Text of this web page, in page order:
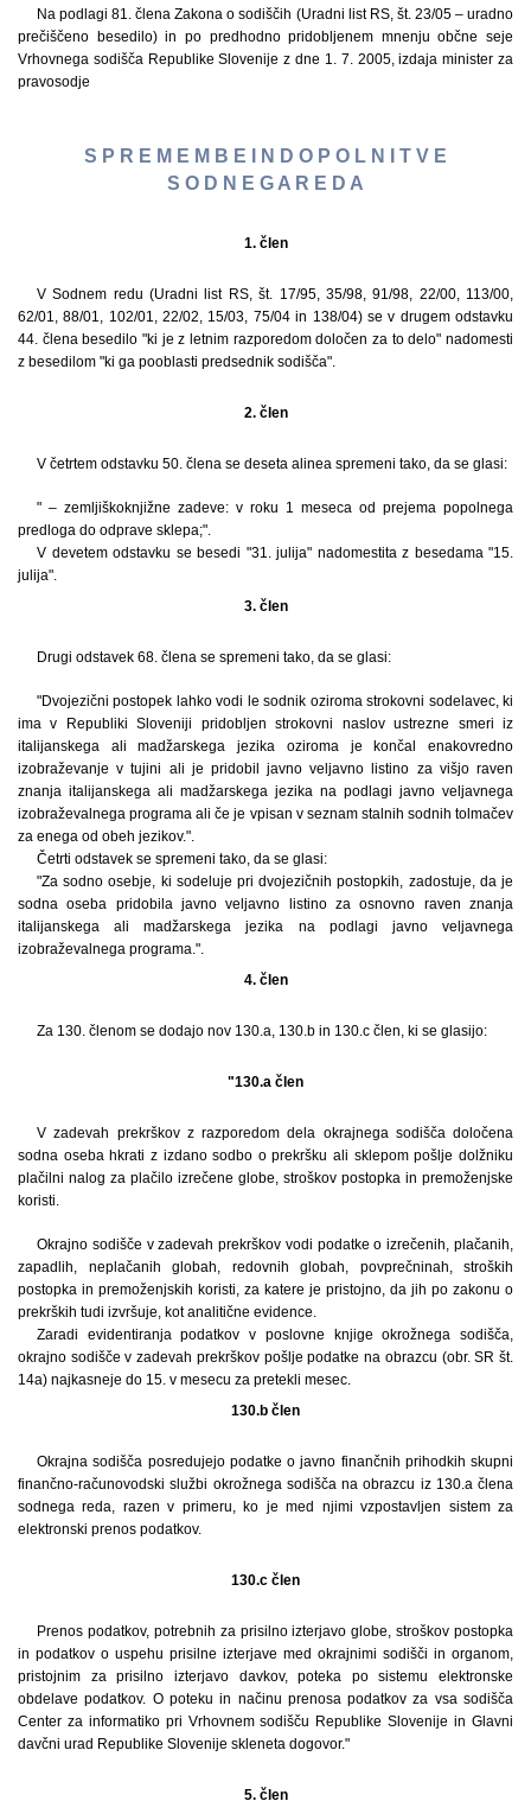
Na podlagi 81. člena Zakona o sodiščih (Uradni list RS, št. 23/05 – uradno
prečiščeno besedilo) in po predhodno pridobljenem mnenju občne seje
Vrhovnega sodišča Republike Slovenije z dne 1. 7. 2005, izdaja minister za
pravosodje
S P R E M E M B E I N D O P O L N I T V E
S O D N E G A R E D A
1. člen
V Sodnem redu (Uradni list RS, št. 17/95, 35/98, 91/98, 22/00, 113/00,
62/01, 88/01, 102/01, 22/02, 15/03, 75/04 in 138/04) se v drugem odstavku
44. člena besedilo "ki je z letnim razporedom določen za to delo" nadomesti
z besedilom "ki ga pooblasti predsednik sodišča".
2. člen
V četrtem odstavku 50. člena se deseta alinea spremeni tako, da se glasi:
" – zemljiškoknjižne zadeve: v roku 1 meseca od prejema popolnega
predloga do odprave sklepa;".
V devetem odstavku se besedi "31. julija" nadomestita z besedama "15.
julija".
3. člen
Drugi odstavek 68. člena se spremeni tako, da se glasi:
"Dvojezični postopek lahko vodi le sodnik oziroma strokovni sodelavec, ki
ima v Republiki Sloveniji pridobljen strokovni naslov ustrezne smeri iz
italijanskega ali madžarskega jezika oziroma je končal enakovredno
izobraževanje v tujini ali je pridobil javno veljavno listino za višjo raven
znanja italijanskega ali madžarskega jezika na podlagi javno veljavnega
izobraževalnega programa ali če je vpisan v seznam stalnih sodnih tolmačev
za enega od obeh jezikov.".
Četrti odstavek se spremeni tako, da se glasi:
"Za sodno osebje, ki sodeluje pri dvojezičnih postopkih, zadostuje, da je
sodna oseba pridobila javno veljavno listino za osnovno raven znanja
italijanskega ali madžarskega jezika na podlagi javno veljavnega
izobraževalnega programa.".
4. člen
Za 130. členom se dodajo nov 130.a, 130.b in 130.c člen, ki se glasijo:
"130.a člen
V zadevah prekrškov z razporedom dela okrajnega sodišča določena
sodna oseba hkrati z izdano sodbo o prekršku ali sklepom pošlje dolžniku
plačilni nalog za plačilo izrečene globe, stroškov postopka in premoženjske
koristi.
Okrajno sodišče v zadevah prekrškov vodi podatke o izrečenih, plačanih,
zapadlih, neplačanih globah, redovnih globah, povprečninah, stroških
postopka in premoženjskih koristi, za katere je pristojno, da jih po zakonu o
prekrških tudi izvršuje, kot analitične evidence.
Zaradi evidentiranja podatkov v poslovne knjige okrožnega sodišča,
okrajno sodišče v zadevah prekrškov pošlje podatke na obrazcu (obr. SR št.
14a) najkasneje do 15. v mesecu za pretekli mesec.
130.b člen
Okrajna sodišča posredujejo podatke o javno finančnih prihodkih skupni
finančno-računovodski službi okrožnega sodišča na obrazcu iz 130.a člena
sodnega reda, razen v primeru, ko je med njimi vzpostavljen sistem za
elektronski prenos podatkov.
130.c člen
Prenos podatkov, potrebnih za prisilno izterjavo globe, stroškov postopka
in podatkov o uspehu prisilne izterjave med okrajnimi sodišči in organom,
pristojnim za prisilno izterjavo davkov, poteka po sistemu elektronske
obdelave podatkov. O poteku in načinu prenosa podatkov za vsa sodišča
Center za informatiko pri Vrhovnem sodišču Republike Slovenije in Glavni
davčni urad Republike Slovenije skleneta dogovor."
5. člen